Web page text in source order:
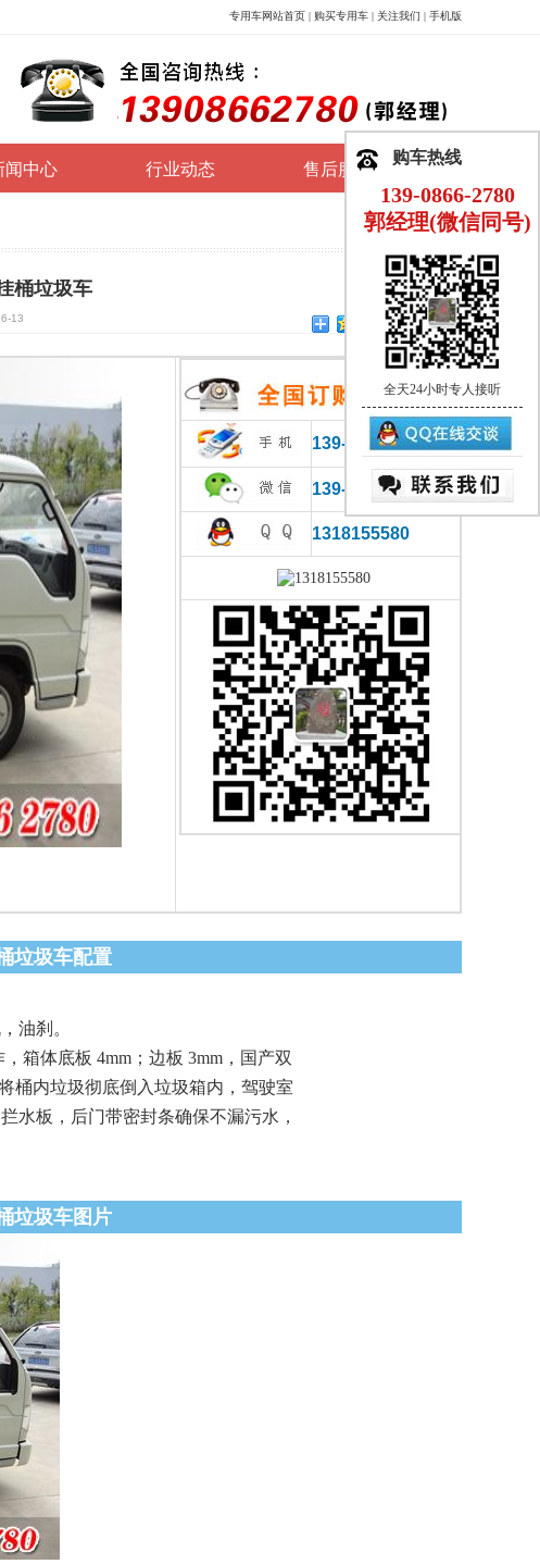
专用车网站首页 | 购买专用车 | 关注我们 | 手机版
闻中心 行业动态 售后服务
桶垃圾车
13
139-0866-2780
139-0866-2780
1318155580
垃圾车配置
油刹。
箱体底板 4mm；边板 3mm，国产双
桶内垃圾彻底倒入垃圾箱内，驾驶室
水板，后门带密封条确保不漏污水，
垃圾车图片
购车热线
139-0866-2780
郭经理(微信同号)
全天24小时专人接听